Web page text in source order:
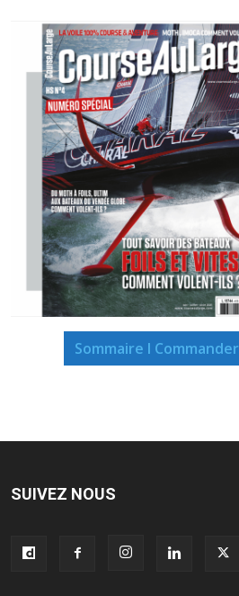
Sommaire I Commander
SUIVEZ NOUS